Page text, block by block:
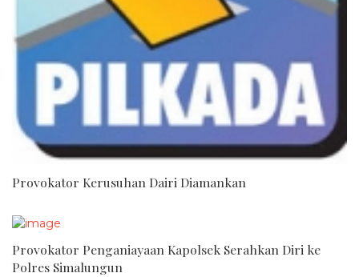
Provokator Kerusuhan Dairi Diamankan
Provokator Penganiayaan Kapolsek Serahkan Diri ke
Polres Simalungun